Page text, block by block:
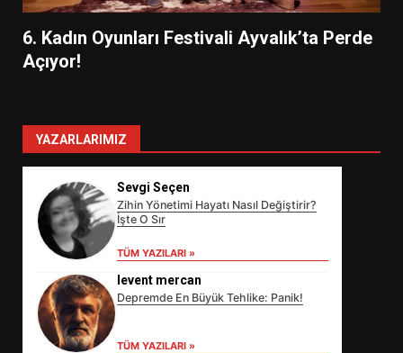
6. Kadın Oyunları Festivali Ayvalık’ta Perde
Açıyor!
YAZARLARIMIZ
Sevgi Seçen
Zihin Yönetimi Hayatı Nasıl Değiştirir?
İşte O Sır
TÜM YAZILARI »
levent mercan
Depremde En Büyük Tehlike: Panik!
TÜM YAZILARI »